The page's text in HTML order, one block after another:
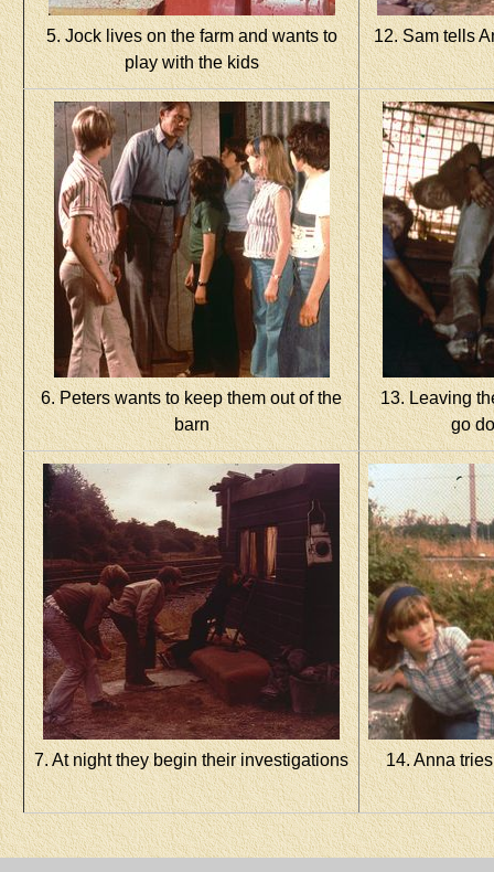
5. Jock lives on the farm and wants to
play with the kids
12. Sam tells
6. Peters wants to keep them out of the
barn
13. Leaving
go
7. At night they begin their investigations 14. Anna